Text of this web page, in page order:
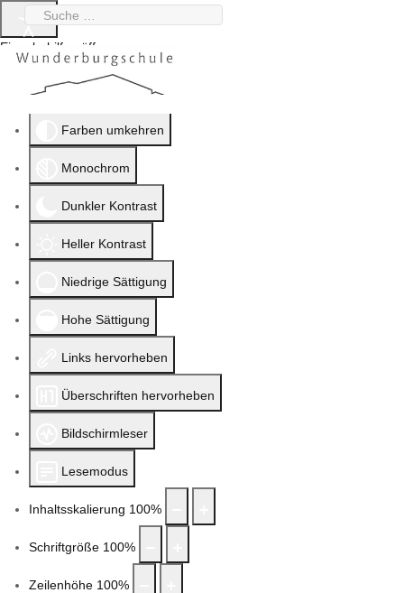
Eingabehilfen öffnen
Farben umkehren
Monochrom
Dunkler Kontrast
Heller Kontrast
Niedrige Sättigung
Hohe Sättigung
Links hervorheben
Überschriften hervorheben
Bildschirmleser
Lesemodus
Inhaltsskalierung 100%
Schriftgröße 100%
Zeilenhöhe 100%
Suchen